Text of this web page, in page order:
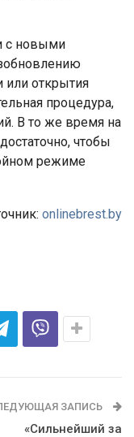
с новыми
или открытия
процедура,
В то же время на
чтобы
режиме
onlinebrest.by
ЗАПИСЬ
«Сильнейший за